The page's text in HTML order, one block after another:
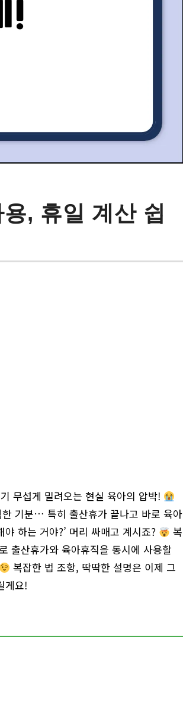
, 휴일 계산 쉽
무섭게 밀려오는 현실 육아의 압박!
기분… 특히 출산휴가 끝나고 바로 육아
하는 거야?’ 머리 싸매고 계시죠?
복
출산휴가와 육아휴직을 동시에 사용할
복잡한 법 조항, 딱딱한 설명은 이제 그
게요!